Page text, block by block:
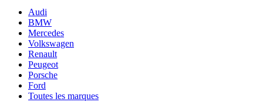
Audi
BMW
Mercedes
Volkswagen
Renault
Peugeot
Porsche
Ford
Toutes les marques